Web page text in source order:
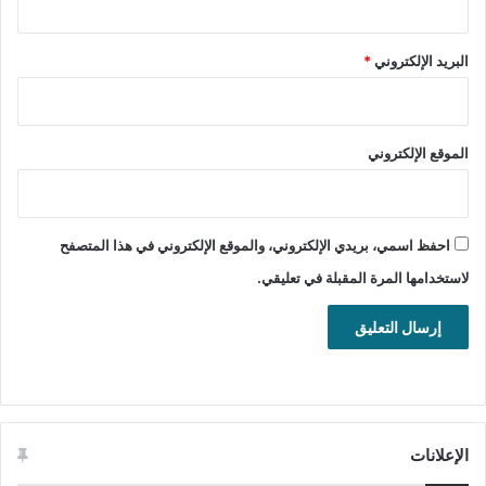
البريد الإلكتروني*
الموقع الإلكتروني
احفظ اسمي، بريدي الإلكتروني، والموقع الإلكتروني في هذا المتصفح
لاستخدامها المرة المقبلة في تعليقي.
الإعلانات